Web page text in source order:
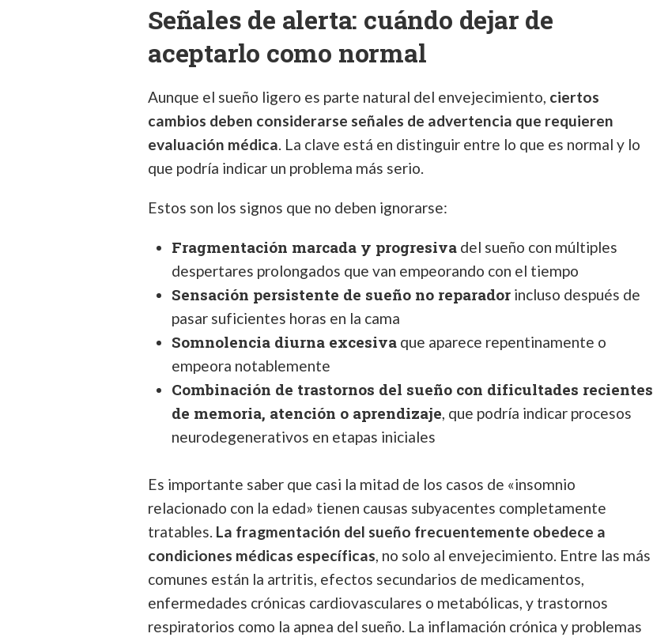
Señales de alerta: cuándo dejar de
aceptarlo como normal
Aunque el sueño ligero es parte natural del envejecimiento, ciertos
cambios deben considerarse señales de advertencia que requieren
evaluación médica. La clave está en distinguir entre lo que es normal y lo
que podría indicar un problema más serio.
Estos son los signos que no deben ignorarse:
Fragmentación marcada y progresiva del sueño con múltiples
despertares prolongados que van empeorando con el tiempo
Sensación persistente de sueño no reparador incluso después de
pasar suficientes horas en la cama
Somnolencia diurna excesiva que aparece repentinamente o
empeora notablemente
Combinación de trastornos del sueño con dificultades recientes
de memoria, atención o aprendizaje, que podría indicar procesos
neurodegenerativos en etapas iniciales
Es importante saber que casi la mitad de los casos de «insomnio
relacionado con la edad» tienen causas subyacentes completamente
tratables. La fragmentación del sueño frecuentemente obedece a
condiciones médicas específicas, no solo al envejecimiento. Entre las más
comunes están la artritis, efectos secundarios de medicamentos,
enfermedades crónicas cardiovasculares o metabólicas, y trastornos
respiratorios como la apnea del sueño. La inflamación crónica y problemas